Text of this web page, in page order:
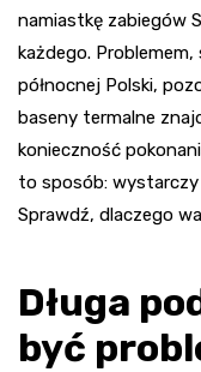
namiastkę zabiegów
każdego.
północnej Polski,
baseny termalne
konieczność
to sposób:
Sprawdź, dlaczego
Długa
być